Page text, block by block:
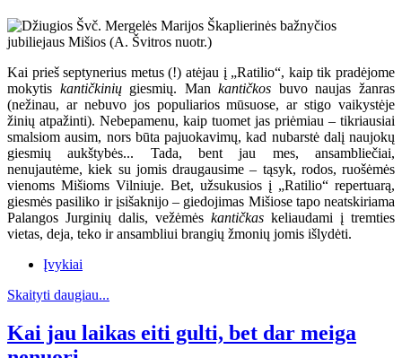
Kai prieš septynerius metus (!) atėjau į „Ratilio“, kaip tik pradėjome
mokytis kantičkiniųgiesmių. Mankantičkos buvo naujas žanras
(nežinau, ar nebuvo jos populiarios mūsuose, ar stigo vaikystėje
žinių atpažinti). Nebepamenu, kaip tuomet jas priėmiau – tikriausiai
smalsiom ausim, nors būta pajuokavimų, kad nubarstė dalį naujokų
giesmių aukštybės... Tada, bent jau mes, ansambliečiai,
nenujautėme, kiek su jomis draugausime – tąsyk, rodos, ruošėmės
vienoms Mišioms Vilniuje. Bet, užsukusios į „Ratilio“ repertuarą,
giesmės pasiliko ir įsišaknijo – giedojimas Mišiose tapo neatskiriama
Palangos Jurginių dalis, vežėmės kantičkas keliaudami į tremties
vietas, deja, teko ir ansambliui brangių žmonių jomis išlydėti.
Įvykiai
Skaityti daugiau...
Kai jau laikas eiti gulti, bet dar meiga